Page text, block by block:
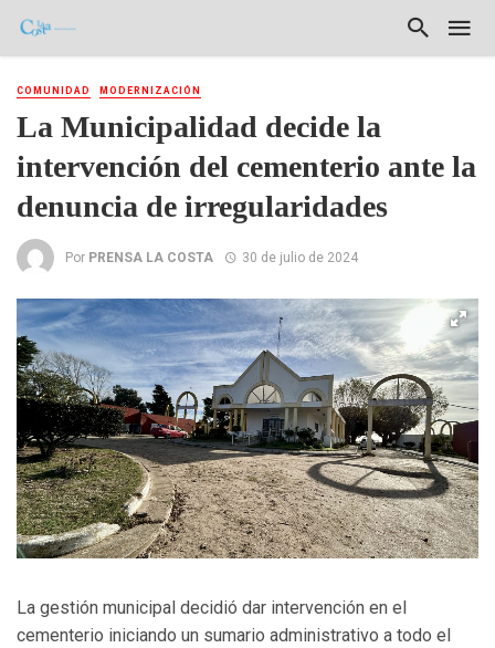
COMUNIDAD MODERNIZACIÓN
La Municipalidad decide la
intervención del cementerio ante la
denuncia de irregularidades
Por PRENSA LA COSTA 30 de julio de 2024
La gestión municipal decidió dar intervención en el
cementerio iniciando un sumario administrativo a todo el